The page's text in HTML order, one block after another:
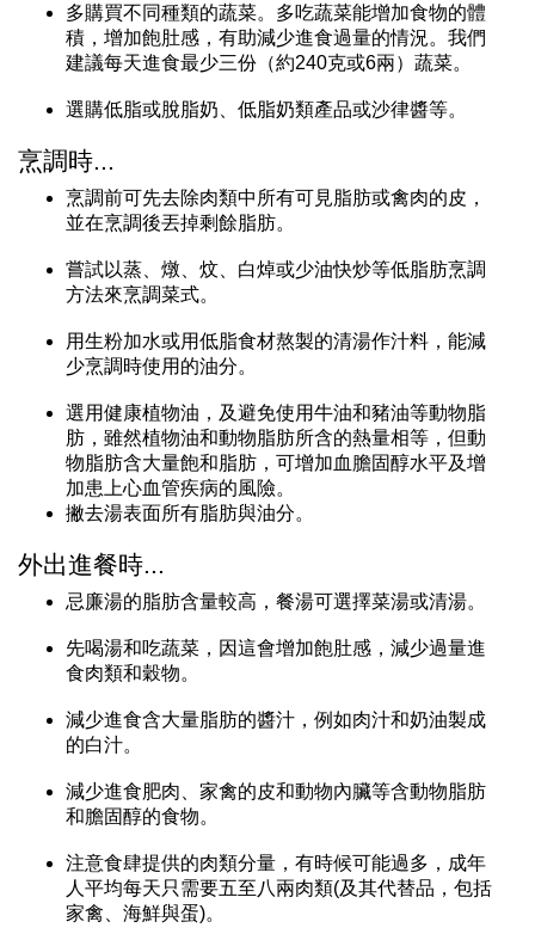
多購買不同種類的蔬菜。多吃蔬菜能增加食物的體
積，增加飽肚感，有助減少進食過量的情況。我們
建議每天進食最少三份（約240克或6兩）蔬菜。
選購低脂或脫脂奶、低脂奶類產品或沙律醬等。
烹調時...
烹調前可先去除肉類中所有可見脂肪或禽肉的皮，
並在烹調後丟掉剩餘脂肪。
嘗試以蒸、燉、炆、白焯或少油快炒等低脂肪烹調
方法來烹調菜式。
用生粉加水或用低脂食材熬製的清湯作汁料，能減
少烹調時使用的油分。
選用健康植物油，及避免使用牛油和豬油等動物脂
肪，雖然植物油和動物脂肪所含的熱量相等，但動
物脂肪含大量飽和脂肪，可增加血膽固醇水平及增
加患上心血管疾病的風險。
撇去湯表面所有脂肪與油分。
外出進餐時...
忌廉湯的脂肪含量較高，餐湯可選擇菜湯或清湯。
先喝湯和吃蔬菜，因這會增加飽肚感，減少過量進
食肉類和穀物。
減少進食含大量脂肪的醬汁，例如肉汁和奶油製成
的白汁。
減少進食肥肉、家禽的皮和動物內臟等含動物脂肪
和膽固醇的食物。
注意食肆提供的肉類分量，有時候可能過多，成年
人平均每天只需要五至八兩肉類(及其代替品，包括
家禽、海鮮與蛋)。